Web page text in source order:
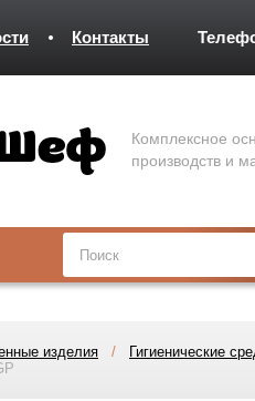
Контакты
Комплексное
производств и
изделия / Гигиенические